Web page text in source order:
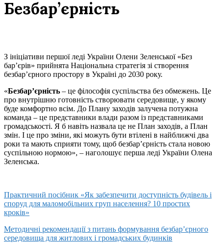
Безбар’єрність
З ініціативи першої леді України Олени Зеленської «Без
бар’єрів» прийнята Національна стратегія зі створення
безбар’єрного простору в Україні до 2030 року.
«Безбар’єрність – це філософія суспільства без обмежень. Це
про внутрішню готовність створювати середовище, у якому
буде комфортно всім. До Плану заходів залучена потужна
команда – це представники влади разом із представниками
громадськості. Я б навіть назвала це не План заходів, а План
змін. І це про зміни, які можуть бути втілені в найближчі два
роки та мають сприяти тому, щоб безбар’єрність стала новою
суспільною нормою», – наголошує перша леді України Олена
Зеленська.
Практичний посібник «Як забезпечити доступність будівель і
споруд для маломобільних груп населення? 10 простих
кроків»
Методичні рекомендації з питань формування безбар’єрного
середовища для житлових і громадських будинків